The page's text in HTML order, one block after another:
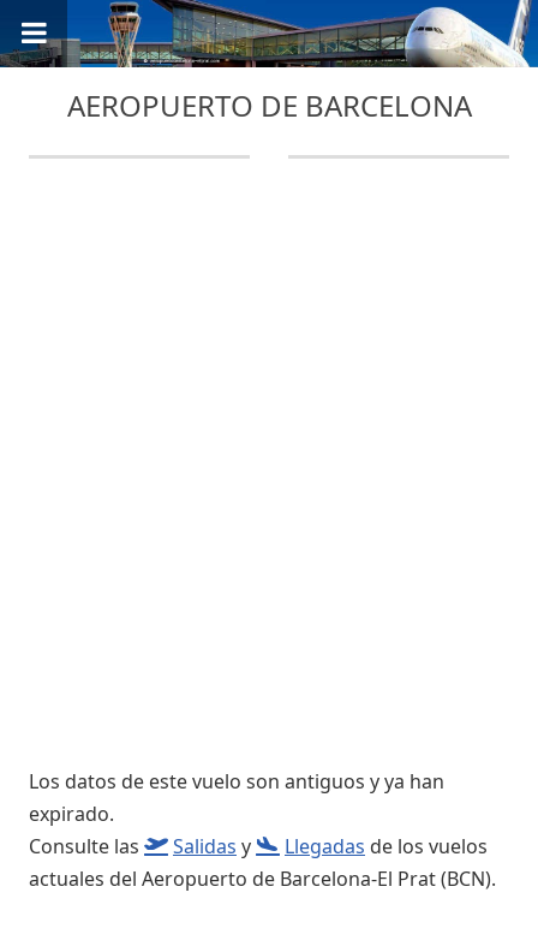
AEROPUERTO DE BARCELONA
Los datos de este vuelo son antiguos y ya han
expirado.
Consulte las
Salidas y Llegadas de los vuelos
actuales del Aeropuerto de Barcelona-El Prat (BCN).